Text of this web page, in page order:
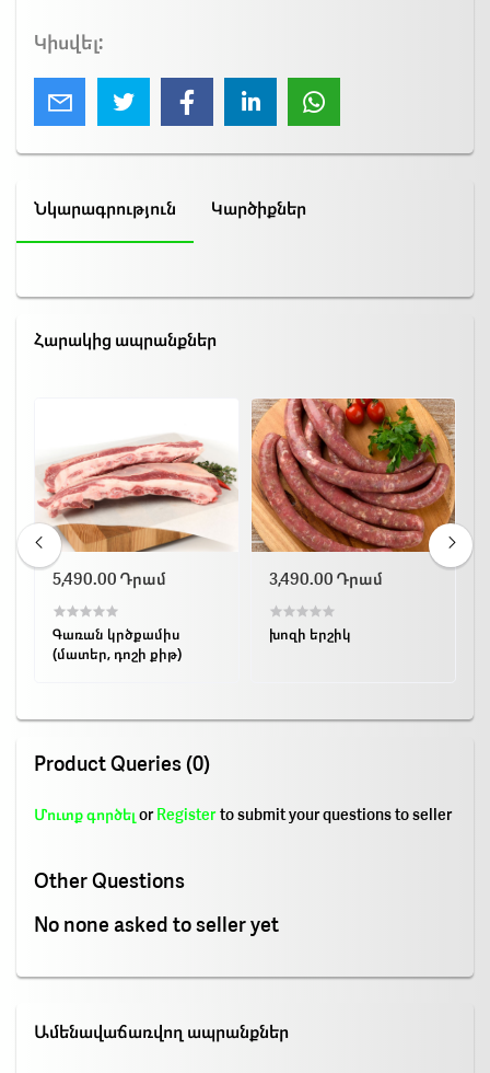
Կիսվել:
Ամենավաճառվող ապրանքներ
Նկարագրություն Կարծիքներ
Հարակից ապրանքներ
5,490.00 Դրամ
Գառան կրծքամիս
(մատեր, դոշի քիթ)
3,490.00 Դրամ
խոզի երշիկ
Product Queries (0)
Մուտք գործել or Register to submit your questions to seller
Other Questions
No none asked to seller yet